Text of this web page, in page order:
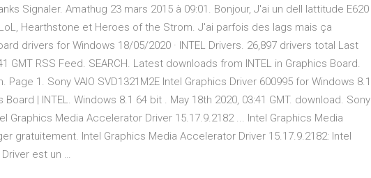
Signaler. Amathug 23 mars 2015 à 09:01. Bonjour, J'ai un dell lattitude E620
Hearthstone et Heroes of the Strom. J'ai parfois des lags mais ça
drivers for Windows 18/05/2020 · INTEL Drivers. 26,897 drivers total Last
GMT RSS Feed. SEARCH. Latest downloads from INTEL in Graphics Board.
1. Sony VAIO SVD1321M2E Intel Graphics Driver 600995 for Windows 8.1
| INTEL. Windows 8.1 64 bit . May 18th 2020, 03:41 GMT. download. Sony
Graphics Media Accelerator Driver 15.17.9.2182 ... Intel Graphics Media
gratuitement. Intel Graphics Media Accelerator Driver 15.17.9.2182: Intel
est un …